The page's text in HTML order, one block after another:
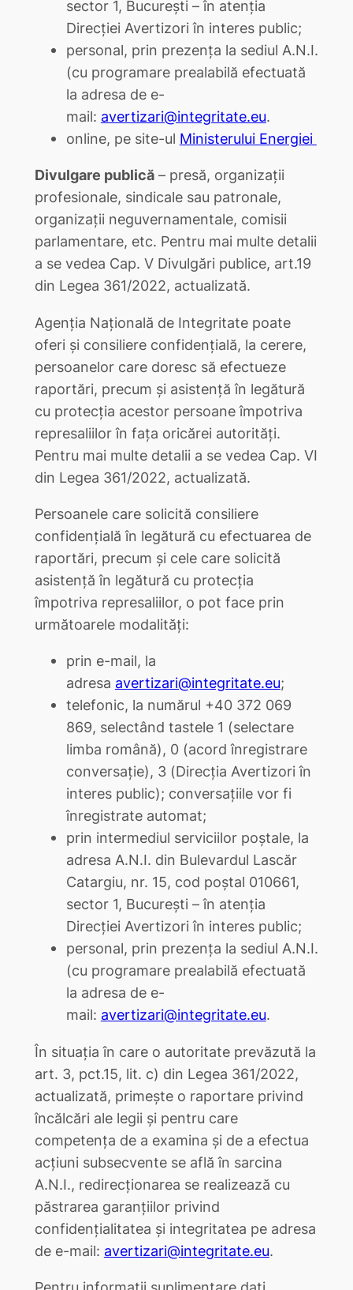
sector 1, București – în atenția
Direcției Avertizori în interes public;
personal, prin prezența la sediul A.N.I.
(cu programare prealabilă efectuată
la adresa de e-
mail: avertizari@integritate.eu.
online, pe site-ul Ministerului Energiei
Divulgare publică– presă, organizații
profesionale, sindicale sau patronale,
organizații neguvernamentale, comisii
parlamentare, etc. Pentru mai multe detalii
a se vedea Cap. V Divulgări publice, art.19
din Legea 361/2022, actualizată.
Agenția Națională de Integritate poate
oferi și consiliere confidențială, la cerere,
persoanelor care doresc să efectueze
raportări, precum și asistență în legătură
cu protecția acestor persoane împotriva
represaliilor în fața oricărei autorități.
Pentru mai multe detalii a se vedea Cap. VI
din Legea 361/2022, actualizată.
Persoanele care solicită consiliere
confidențială în legătură cu efectuarea de
raportări, precum și cele care solicită
asistență în legătură cu protecția
împotriva represaliilor, o pot face prin
următoarele modalități:
prin e-mail, la
adresa avertizari@integritate.eu;
telefonic, la numărul +40 372 069
869, selectând tastele 1 (selectare
limba română), 0 (acord înregistrare
conversație), 3 (Direcția Avertizori în
interes public); conversațiile vor fi
înregistrate automat;
prin intermediul serviciilor poștale, la
adresa A.N.I. din Bulevardul Lascăr
Catargiu, nr. 15, cod poștal 010661,
sector 1, București – în atenția
Direcției Avertizori în interes public;
personal, prin prezența la sediul A.N.I.
(cu programare prealabilă efectuată
la adresa de e-
mail: avertizari@integritate.eu.
În situația în care o autoritate prevăzută la
art. 3, pct.15, lit. c) din Legea 361/2022,
actualizată, primește o raportare privind
încălcări ale legii și pentru care
competența de a examina și de a efectua
acțiuni subsecvente se află în sarcina
A.N.I., redirecționarea se realizează cu
păstrarea garanțiilor privind
confidențialitatea și integritatea pe adresa
de e-mail: avertizari@integritate.eu.